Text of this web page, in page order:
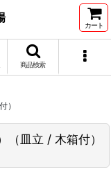
カート
商品検索
）
皿立 / 木箱付）